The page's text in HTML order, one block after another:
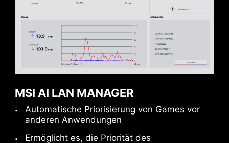
MSI AI LAN MANAGER
Automatische Priorisierung von Games vor
anderen Anwendungen
Ermöglicht es, die Priorität des